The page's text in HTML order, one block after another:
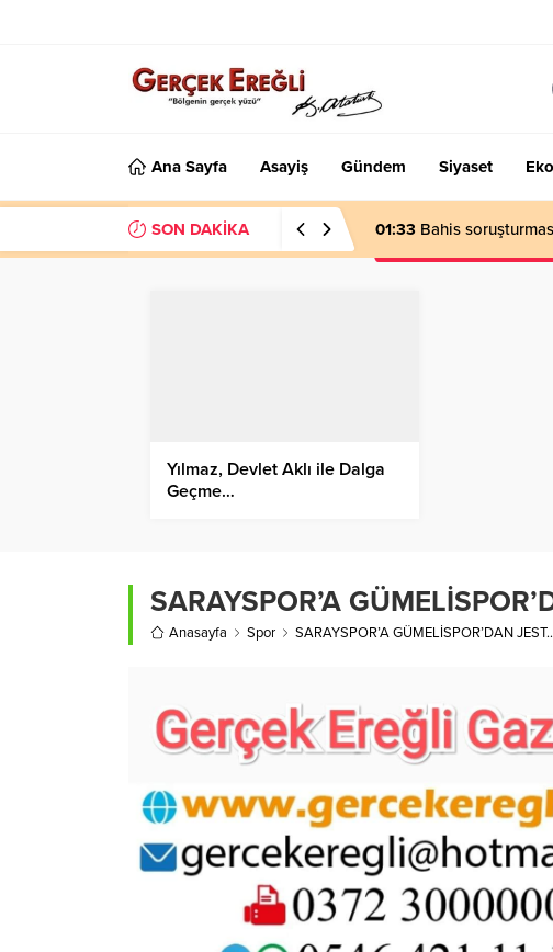
Ana Sayfa Asayiş Gündem Siyaset
SON DAKİKA 01:33 Bahis
Yılmaz, Devlet Aklı ile Dalga
Geçme…
SARAYSPOR’A
Anasayfa Spor SARAYSPOR’A GÜMELİSPOR’DAN